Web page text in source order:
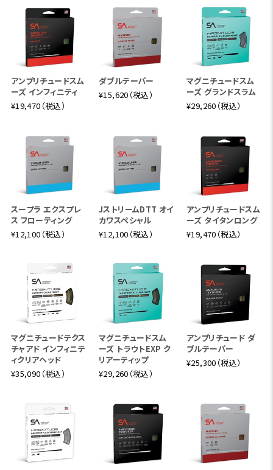
アンプリチュードスム
ーズ インフィニティ
¥19,470（税込）
ダブルテーパー
¥15,620（税込）
マグニチュードスム
ーズ グランドスラム
¥29,260（税込）
スープラ エクスプレ
ス フローティング
¥12,100（税込）
JストリームDTT オイ
カワスペシャル
¥12,100（税込）
アンプリチュードスム
ーズ タイタンロング
¥19,470（税込）
マグニチュードテクス
チャアド インフィニテ
ィクリアヘッド
¥35,090（税込）
マグニチュードスム
ーズ トラウトEXP ク
リアーティップ
¥29,260（税込）
アンプリチュード ダ
ブルテーパー
¥25,300（税込）